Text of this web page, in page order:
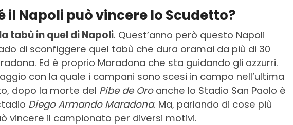
il Napoli può vincere lo Scudetto?
tabù in quel di Napoli. Quest’anno però questo Napoli
di sconfiggere quel tabù che dura oramai da più di 30
Ed è proprio Maradona che sta guidando gli azzurri.
con la quale i campani sono scesi in campo nell’ultima
dopo la morte del Pibe de Oroanche lo Stadio San Paolo è
Diego Armando Maradona. Ma, parlando di cose più
vincere il campionato per diversi motivi.